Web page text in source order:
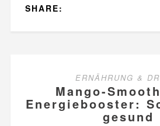
SHARE:
ERNÄHRUNG &
Mango-
Energiebooster:
gesund